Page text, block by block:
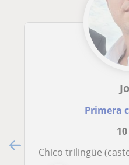
Primera
10
Chico trilingüe (castellano, francés e inglés)y con